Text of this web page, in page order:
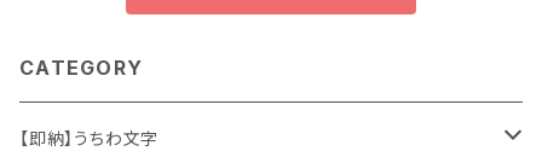
CATEGORY
【即納】うちわ文字